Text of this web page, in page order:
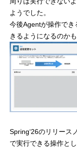
ようでした。
今後Agentが操作で
きるようになるのかも
Spring‘26のリリース
で実行できる操作と